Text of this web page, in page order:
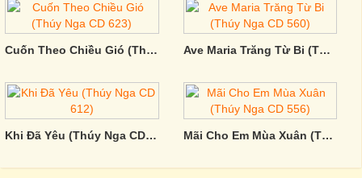
Cuốn Theo Chiều Gió (Thúy Nga CD 623) Ave Maria Trăng Từ Bi (Thúy Nga CD 560)
Khi Đã Yêu (Thúy Nga CD 612) Mãi Cho Em Mùa Xuân (Thúy Nga CD 556)